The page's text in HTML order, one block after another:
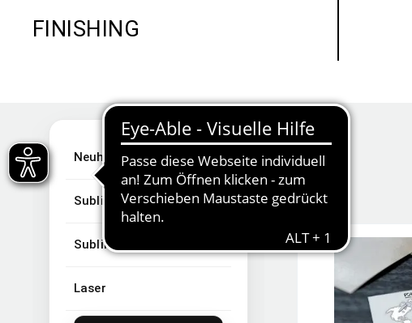
FINISHING
Neuheiten
Sublimation
Sublimationsartikel
Laser